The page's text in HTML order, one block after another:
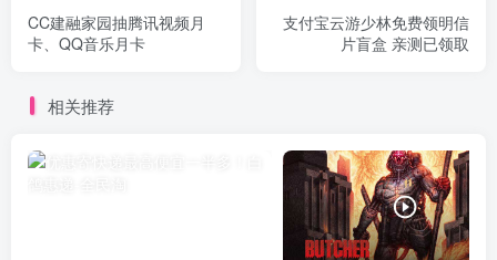
CC建融家园抽腾讯视频月
卡、QQ音乐月卡
支付宝云游少林免费领明信
片盲盒 亲测已领取
相关推荐